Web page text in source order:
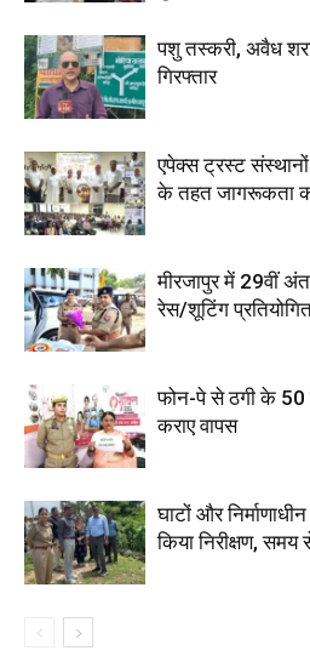
पशु तस्करी, अवैध
गिरफ्तार
एपेक्स ट्रस्ट
के तहत जागरूकता
मीरजापुर में 29वीं
रेस/शूटिंग
फोन-पे से ठगी के 50
कराए वापस
घाटों और
किया निरीक्षण, समय